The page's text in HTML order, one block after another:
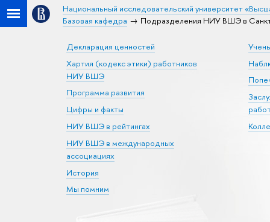
Национальный исследовательский университет
Базовая кафедра
Подразделения НИУ ВШЭ в
Декларация ценностей
Хартия (кодекс этики) работников
НИУ ВШЭ
Программа развития
Цифры и факты
НИУ ВШЭ в рейтингах
НИУ ВШЭ в международных
ассоциациях
История
Мы помним